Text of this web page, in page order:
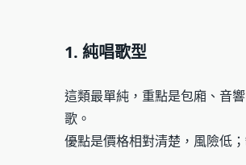
1. 純唱歌型
這類最單純，重點是包廂、音
歌。
優點是價格相對清楚，風險低